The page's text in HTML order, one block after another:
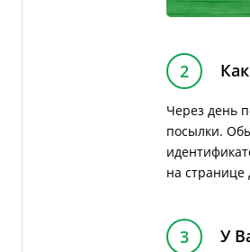
2
Через день
посылки.
на странице
3 У